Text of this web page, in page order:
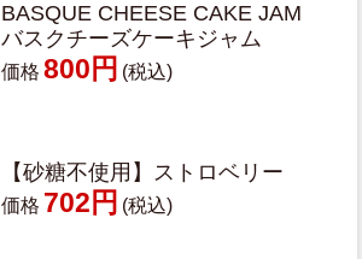
BASQUE CHEESE CAKE JAM
バスクチーズケーキジャム
価格 800円 (税込)
【砂糖不使用】ストロベリー
価格 702円 (税込)